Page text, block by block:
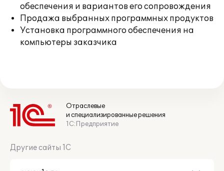
обеспечения и вариантов его сопровождения
Продажа выбранных программных продуктов
Установка программного обеспечения на
компьютеры заказчика
Отраслевые
и специализированные решения
1С:Предприятие
Другие сайты 1С